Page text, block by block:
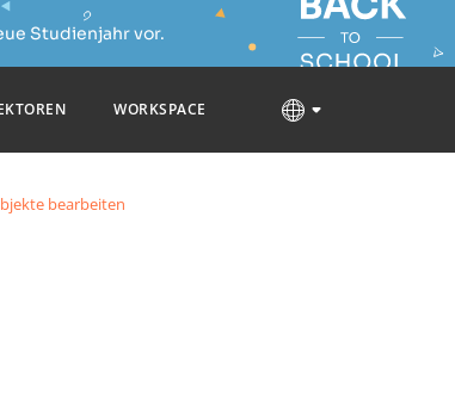
Studienjahr vor.
WORKSPACE
bearbeiten